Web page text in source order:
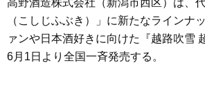
高野酒造株式会社（新潟市西区）は、
（こしじふぶき）」に新たなラインナ
ァンや日本酒好きに向けた『越路吹雪
6月1日より全国一斉発売する。